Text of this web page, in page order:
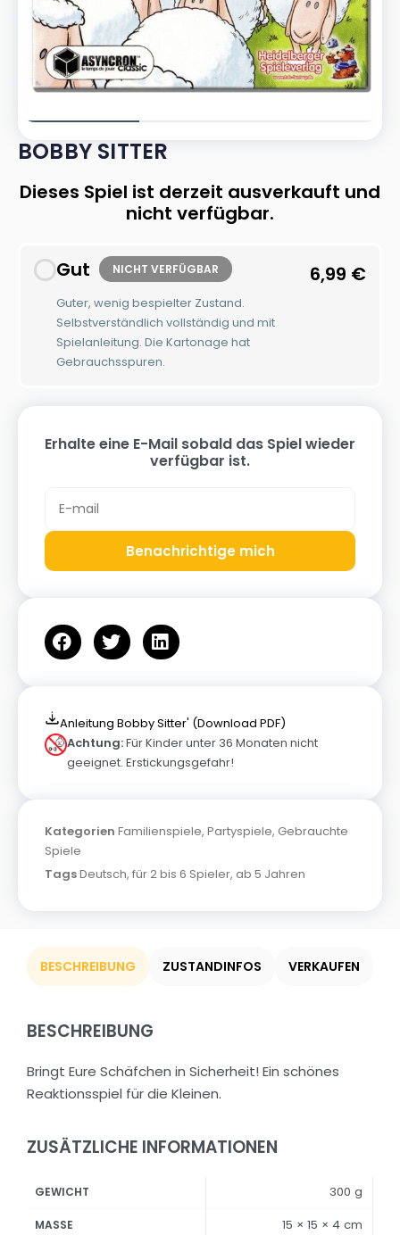
BOBBY SITTER
Dieses Spiel ist derzeit ausverkauft und
nicht verfügbar.
Gut NICHT VERFÜGBAR
Guter, wenig bespielter Zustand.
Selbstverständlich vollständig und mit
Spielanleitung. Die Kartonage hat
Gebrauchsspuren.
6,99 €
Erhalte eine E-Mail sobald das Spiel wieder
verfügbar ist.
Benachrichtige mich
Anleitung Bobby Sitter' (Download PDF)
Achtung:Für Kinder unter 36 Monaten nicht
geeignet. Erstickungsgefahr!
Kategorien Familienspiele, Partyspiele, Gebrauchte
Spiele
TagsDeutsch, für 2 bis 6 Spieler, ab 5 Jahren
BESCHREIBUNG ZUSTANDINFOS VERKAUFEN
BESCHREIBUNG
Bringt Eure Schäfchen in Sicherheit! Ein schönes
Reaktionsspiel für die Kleinen.
ZUSÄTZLICHE INFORMATIONEN
GEWICHT 300 g
MASSE 15 × 15 × 4 cm